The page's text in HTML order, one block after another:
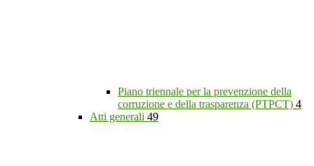
Piano triennale per la prevenzione della
corruzione e della trasparenza (PTPCT) 4
Atti generali 49